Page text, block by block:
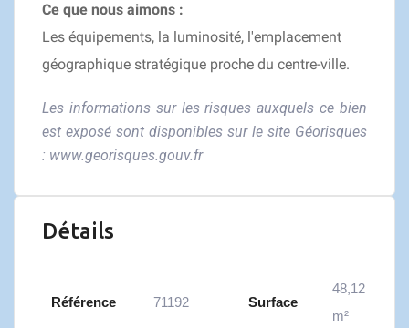
Ce que nous aimons :
Les équipements, la luminosité, l'emplacement
géographique stratégique proche du centre-ville.
Les informations sur les risques auxquels ce bien
est exposé sont disponibles sur le site Géorisques
: www.georisques.gouv.fr
Détails
Référence 71192 Surface
48,12
m²